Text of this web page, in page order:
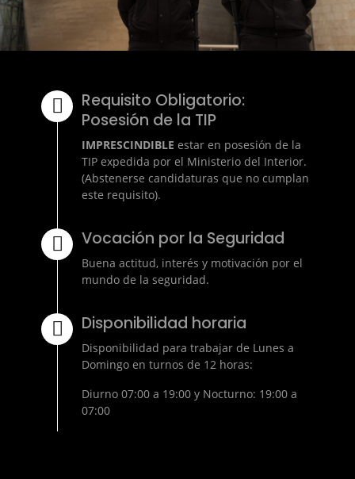
Requisito Obligatorio:
Posesión de la TIP
IMPRESCINDIBLE estar en posesión de la
TIP expedida por el Ministerio del Interior.
(Abstenerse candidaturas que no cumplan
este requisito).
Vocación por la Seguridad
Buena actitud, interés y motivación por el
mundo de la seguridad.
Disponibilidad horaria
Disponibilidad para trabajar de Lunes a
Domingo en turnos de 12 horas:
Diurno 07:00 a 19:00 y Nocturno: 19:00 a
07:00